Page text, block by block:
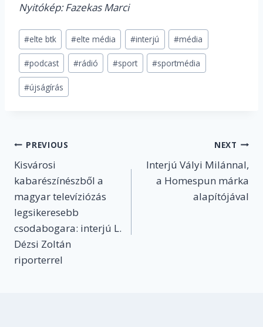
Nyitókép: Fazekas Marci
Post
Tags:
#elte btk #elte média #interjú #média
#podcast #rádió #sport #sportmédia
#újságírás
Post
navigation
PREVIOUS
Kisvárosi
kabarészínészből a
magyar televíziózás
legsikeresebb
csodabogara: interjú L.
Dézsi Zoltán
riporterrel
NEXT
Interjú Vályi Milánnal,
a Homespun márka
alapítójával